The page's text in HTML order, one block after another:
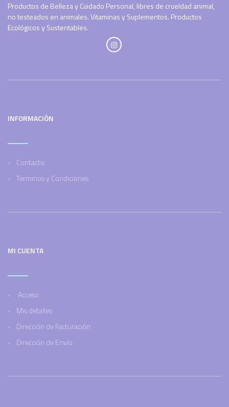
Productos de Belleza y Cuidado Personal, libres de crueldad animal,
no testeados en animales. Vitaminas y Suplementos. Productos
Ecológicos y Sustentables.
INFORMACIÓN
Contacto
Terminos y Condiciones
MI CUENTA
Acceso
Mis detalles
Dirección de Facturación
Dirección de Envío